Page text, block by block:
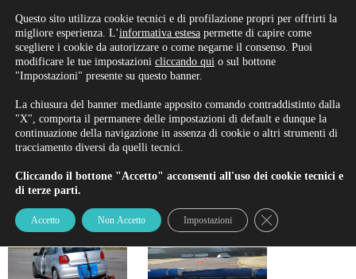
Rinnova/Iscriviti alla patente
Safety Camp
Questo sito utilizza cookie tecnici e di profilazione propri per offrirti la
migliore esperienza. L’informativa estesa permette di capire come
scegliere i cookie da autorizzare o come negarne il consenso. Puoi
modificare le tue impostazioni cliccando qui o sul bottone
"Impostazioni" presente su questo banner.
La chiusura del banner mediante apposito comando contraddistinto dalla
"X", comporta il permanere delle impostazioni di default e dunque la
continuazione della navigazione in assenza di cookie o altri strumenti di
tracciamento diversi da quelli tecnici.
Cliccando il bottone "Accetto" acconsenti all'uso dei cookie tecnici e
di terze parti.
Accetto Non Accetto Impostazioni Close GDPR